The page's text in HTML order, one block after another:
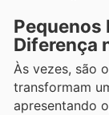
Pequenos
Diferença
Às vezes, são
transformam
apresentando